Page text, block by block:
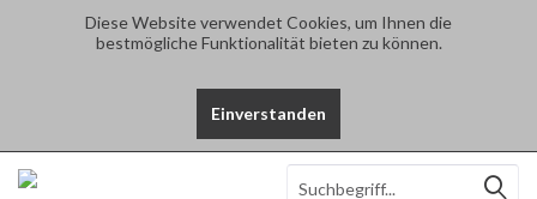
Diese Website verwendet Cookies, um Ihnen die
bestmögliche Funktionalität bieten zu können.
Einverstanden